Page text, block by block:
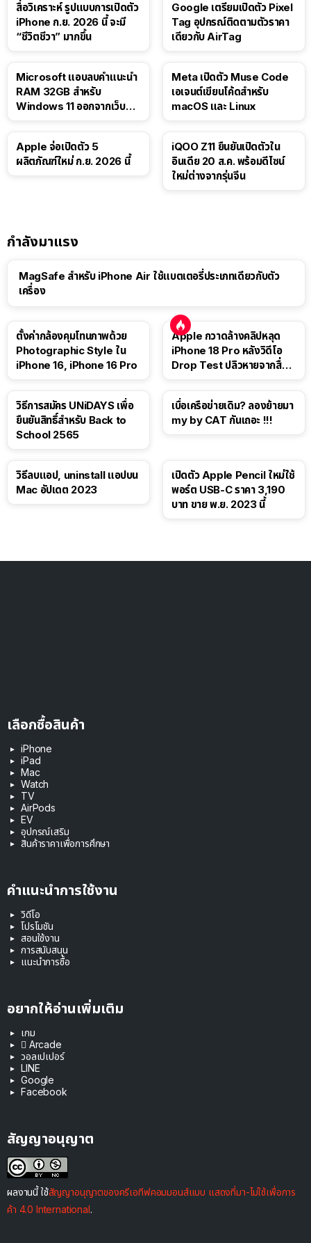
สื่อวิเคราะห์ รูปแบบการเปิดตัว
iPhone ก.ย. 2026 นี้ จะมี
“ชีวิตชีวา” มากขึ้น
Google เตรียมเปิดตัว Pixel
Tag อุปกรณ์ติดตามตัวราคา
เดียวกับ AirTag
Microsoft แอบลบคำแนะนำ
RAM 32GB สำหรับ
Windows 11 ออกจากเว็บตัว
Meta เปิดตัว Muse Code
เอเจนต์เขียนโค้ดสำหรับ
macOS และ Linux
Apple จ่อเปิดตัว 5
ผลิตภัณฑ์ใหม่ ก.ย. 2026 นี้
iQOO Z11 ยืนยันเปิดตัวใน
อินเดีย 20 ส.ค. พร้อมดีไซน์
ใหม่ต่างจากรุ่นจีน
กำลังมาแรง
MagSafe สำหรับ iPhone Air ใช้แบตเตอรี่ประเภทเดียวกับตัว
เครื่อง
ตั้งค่ากล้องคุมโทนภาพด้วย
Photographic Style ใน
iPhone 16, iPhone 16 Pro
Apple กวาดล้างคลิปหลุด
iPhone 18 Pro หลังวิดีโอ
Drop Test ปลิวหายจากสื่อ
วิธีการสมัคร UNiDAYS เพื่อ
ยืนยันสิทธิ์สำหรับ Back to
School 2565
เบื่อเครือข่ายเดิม? ลองย้ายมา
my by CAT กันเถอะ !!!
วิธีลบแอป, uninstall แอปบน
Mac อัปเดต 2023
เปิดตัว Apple Pencil ใหม่ใช้
พอร์ต USB-C ราคา 3,190
บาท ขาย พ.ย. 2023 นี้
เลือกซื้อสินค้า
iPhone
iPad
Mac
Watch
TV
AirPods
EV
อุปกรณ์เสริม
สินค้าราคาเพื่อการศึกษา
คำแนะนำการใช้งาน
วิดีโอ
โปรโมชัน
สอนใช้งาน
การสนับสนุน
แนะนำการซื้อ
อยากให้อ่านเพิ่มเติม
เกม
 Arcade
วอลเปเปอร์
LINE
Google
Facebook
สัญญาอนุญาต
ผลงานนี้ ใช้สัญญาอนุญาตของครีเอทีฟคอมมอนส์แบบ แสดงที่มา-ไม่ใช้เพื่อการ
ค้า 4.0 International.